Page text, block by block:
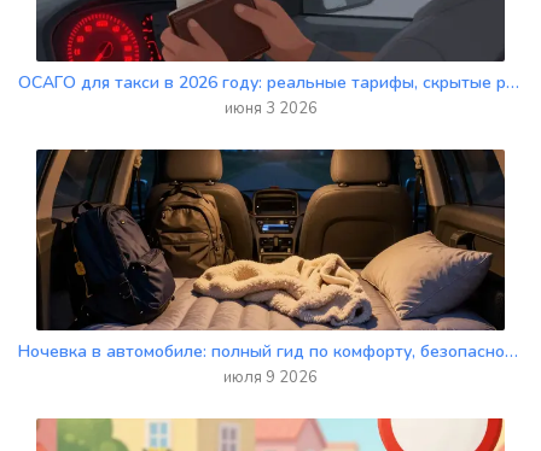
ОСАГО для такси в 2026 году: реальные тарифы, скрытые риски и обязательные расширения
июня 3 2026
Ночевка в автомобиле: полный гид по комфорту, безопасности и оборудованию
июля 9 2026